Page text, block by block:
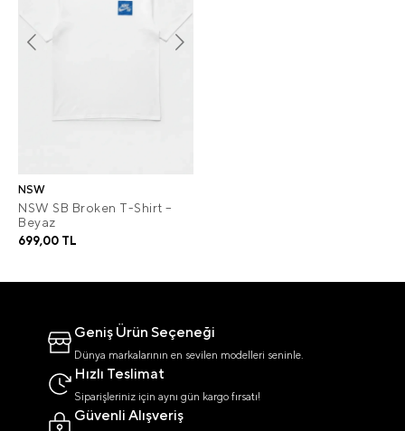
NSW
NSW SB Broken T-Shirt –
Beyaz
699,00 TL
Geniş Ürün Seçeneği
Dünya markalarının en sevilen modelleri seninle.
Hızlı Teslimat
Siparişleriniz için aynı gün kargo fırsatı!
Güvenli Alışveriş